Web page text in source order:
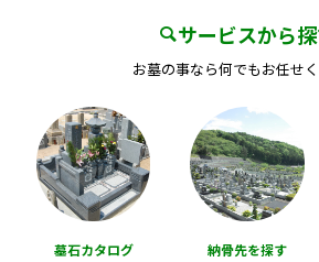
サービスから
お墓の事なら何でもお任せ
墓石カタログ 納骨先を探す